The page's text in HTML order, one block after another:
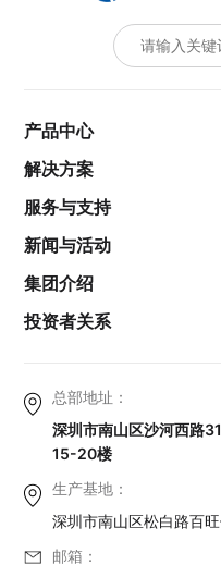
总部地址：
深圳市南山区沙河西路
15-20楼
生产基地：
深圳市南山区松白路百
邮箱：
产品中心
解决方案
服务与支持
新闻与活动
集团介绍
投资者关系